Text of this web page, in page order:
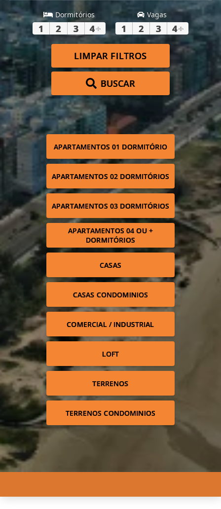
Dormitórios
1 2 3 4+
Vagas
1 2 3 4+
LIMPAR FILTROS
BUSCAR
APARTAMENTOS 01 DORMITÓRIO
APARTAMENTOS 02 DORMITÓRIOS
APARTAMENTOS 03 DORMITÓRIOS
APARTAMENTOS 04 OU +
DORMITÓRIOS
CASAS
CASAS CONDOMINIOS
COMERCIAL / INDUSTRIAL
LOFT
TERRENOS
TERRENOS CONDOMINIOS